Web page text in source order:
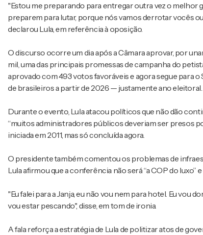
"Estou me preparando para entregar outra vez o melhor
preparem para lutar, porque nós vamos derrotar vocês
declarou Lula, em referência à oposição.
O discurso ocorre um dia após a Câmara aprovar, por
mil, uma das principais promessas de campanha do
aprovado com 493 votos favoráveis e agora segue para
de brasileiros a partir de 2026 — justamente ano eleitoral.
Durante o evento, Lula atacou políticos que não dão
“muitos administradores públicos deveriam ser presos
iniciada em 2011, mas só concluída agora.
O presidente também comentou os problemas de
Lula afirmou que a conferência não será “a COP do
"Eu falei para a Janja, eu não vou nem para hotel. Eu
vou estar pescando", disse, em tom de ironia.
A fala reforça a estratégia de Lula de politizar atos de